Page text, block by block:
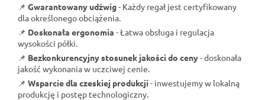
📌 Gwarantowany udźwig- Każdy regał jest certyfikowany
dla określonego obciążenia.
📌 Doskonała ergonomia - Łatwa obsługa i regulacja
wysokości półki.
📌 Bezkonkurencyjny stosunek jakości do ceny- doskonała
jakość wykonania w uczciwej cenie.
📌 Wsparcie dla czeskiej produkcji - inwestujemy w lokalną
produkcję i postęp technologiczny.